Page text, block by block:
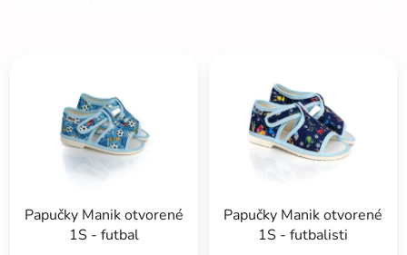
Papučky Manik otvorené
1S - futbal
Papučky Manik otvorené
1S - futbalisti